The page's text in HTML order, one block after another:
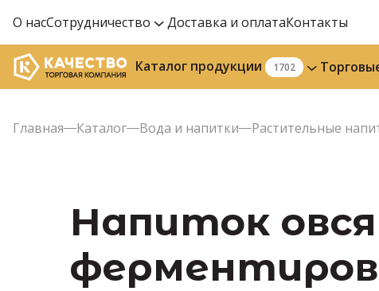
О насСотрудничество Доставка и оплатаКонтакты
Каталог продукции 1702
Главная Каталог Вода и напитки Растительные
Напиток